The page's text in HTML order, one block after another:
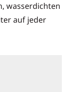
wasserdichten
auf jeder